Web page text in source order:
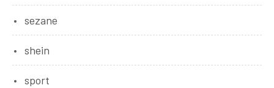
sezane
shein
sport